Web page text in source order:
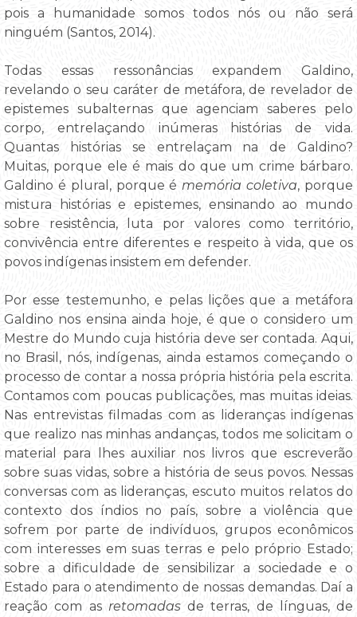
pois a humanidade somos todos nós ou não será
ninguém (Santos, 2014).
Todas essas ressonâncias expandem Galdino,
revelando o seu caráter de metáfora, de revelador de
epistemes subalternas que agenciam saberes pelo
corpo, entrelaçando inúmeras histórias de vida.
Quantas histórias se entrelaçam na de Galdino?
Muitas, porque ele é mais do que um crime bárbaro.
Galdino é plural, porque émemória coletiva, porque
mistura histórias e epistemes, ensinando ao mundo
sobre resistência, luta por valores como território,
convivência entre diferentes e respeito à vida, que os
povos indígenas insistem em defender.
Por esse testemunho, e pelas lições que a metáfora
Galdino nos ensina ainda hoje, é que o considero um
Mestre do Mundo cuja história deve ser contada. Aqui,
no Brasil, nós, indígenas, ainda estamos começando o
processo de contar a nossa própria história pela escrita.
Contamos com poucas publicações, mas muitas ideias.
Nas entrevistas filmadas com as lideranças indígenas
que realizo nas minhas andanças, todos me solicitam o
material para lhes auxiliar nos livros que escreverão
sobre suas vidas, sobre a história de seus povos. Nessas
conversas com as lideranças, escuto muitos relatos do
contexto dos índios no país, sobre a violência que
sofrem por parte de indivíduos, grupos econômicos
com interesses em suas terras e pelo próprio Estado;
sobre a dificuldade de sensibilizar a sociedade e o
Estado para o atendimento de nossas demandas. Daí a
reação com as retomadasde terras, de línguas, de